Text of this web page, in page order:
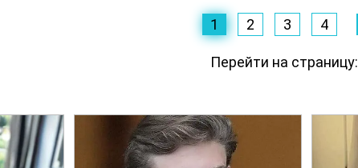
1 2 3 4
Перейти на страницу: